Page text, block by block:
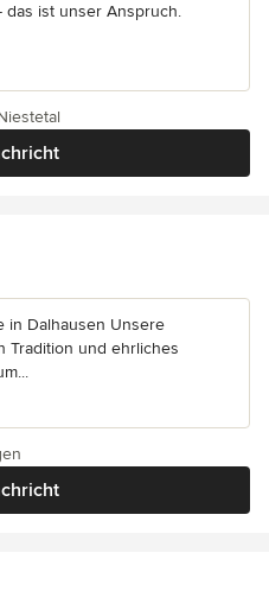
das ist unser Anspruch.
in Dalhausen Unsere
Tradition und ehrliches